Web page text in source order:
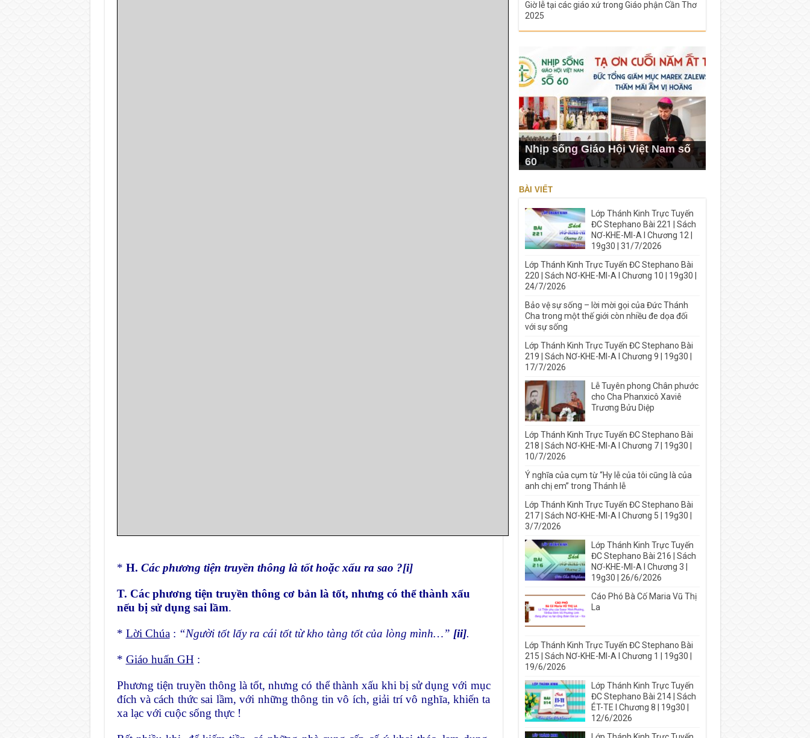
* H. Các phương tiện truyền thông là tốt hoặc xấu ra sao ?[i]
T. Các phương tiện truyền thông cơ bản là tốt, nhưng có thể thành xấu
nếu bị sử dụng sai lầm.
* Lời Chúa: “Người tốt lấy ra cái tốt từ kho tàng tốt của lòng mình…” [ii].
* Giáo huấn GH :
Phương tiện truyền thông là tốt, nhưng có thể thành xấu khi bị sử dụng với mục
đích và cách thức sai lầm, với những thông tin vô ích, giải trí vô nghĩa, khiến ta
xa lạc với cuộc sống thực !
Giờ lễ tại các giáo xứ trong Giáo phận Cần Thơ
2025
Nhịp sống Giáo Hội Việt Nam số
60
BÀI VIẾT
Lớp Thánh Kinh Trực Tuyến
ĐC Stephano Bài 221 | Sách
NƠ-KHE-MI-A I Chương 12 |
19g30 | 31/7/2026
Lớp Thánh Kinh Trực Tuyến ĐC Stephano Bài
220 | Sách NƠ-KHE-MI-A I Chương 10 | 19g30 |
24/7/2026
Bảo vệ sự sống – lời mời gọi của Đức Thánh
Cha trong một thế giới còn nhiều đe dọa đối
với sự sống
Lớp Thánh Kinh Trực Tuyến ĐC Stephano Bài
219 | Sách NƠ-KHE-MI-A I Chương 9 | 19g30 |
17/7/2026
Lễ Tuyên phong Chân phước
cho Cha Phanxicô Xaviê
Trương Bửu Diệp
Lớp Thánh Kinh Trực Tuyến ĐC Stephano Bài
218 | Sách NƠ-KHE-MI-A I Chương 7 | 19g30 |
10/7/2026
Ý nghĩa của cụm từ “Hy lễ của tôi cũng là của
anh chị em” trong Thánh lễ
Lớp Thánh Kinh Trực Tuyến ĐC Stephano Bài
217 | Sách NƠ-KHE-MI-A I Chương 5 | 19g30 |
3/7/2026
Lớp Thánh Kinh Trực Tuyến
ĐC Stephano Bài 216 | Sách
NƠ-KHE-MI-A I Chương 3 |
19g30 | 26/6/2026
Cáo Phó Bà Cố Maria Vũ Thị
La
Lớp Thánh Kinh Trực Tuyến ĐC Stephano Bài
215 | Sách NƠ-KHE-MI-A I Chương 1 | 19g30 |
19/6/2026
Lớp Thánh Kinh Trực Tuyến
ĐC Stephano Bài 214 | Sách
ÉT-TE I Chương 8 | 19g30 |
12/6/2026